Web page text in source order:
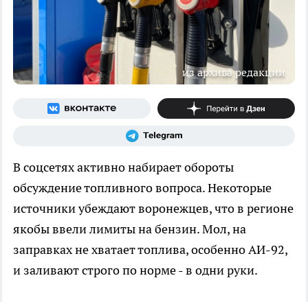
из архива редакции
В соцсетях активно набирает обороты
обсуждение топливного вопроса. Некоторые
источники убеждают воронежцев, что в регионе
якобы ввели лимиты на бензин. Мол, на
заправках не хватает топлива, особенно АИ-92,
и заливают строго по норме - в одни руки.